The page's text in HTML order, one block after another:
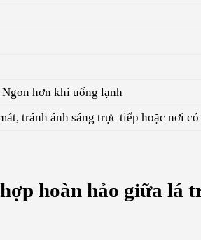
hơn khi uống lạnh
tránh ánh sáng trực tiếp hoặc nơi
hoàn hảo giữa lá